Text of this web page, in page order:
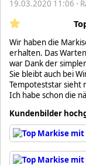
19.03.2020 11:06 -
Wir haben die
erhalten. Das
war Dank der
Sie bleibt auch bei
Tempoteststar sieht
Ich habe schon die
Kundenbilder